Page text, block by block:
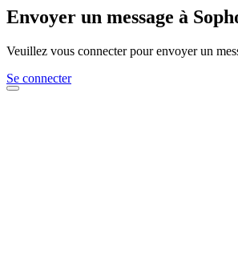
Envoyer un message à
Veuillez vous connecter pour envoyer un
Se connecter